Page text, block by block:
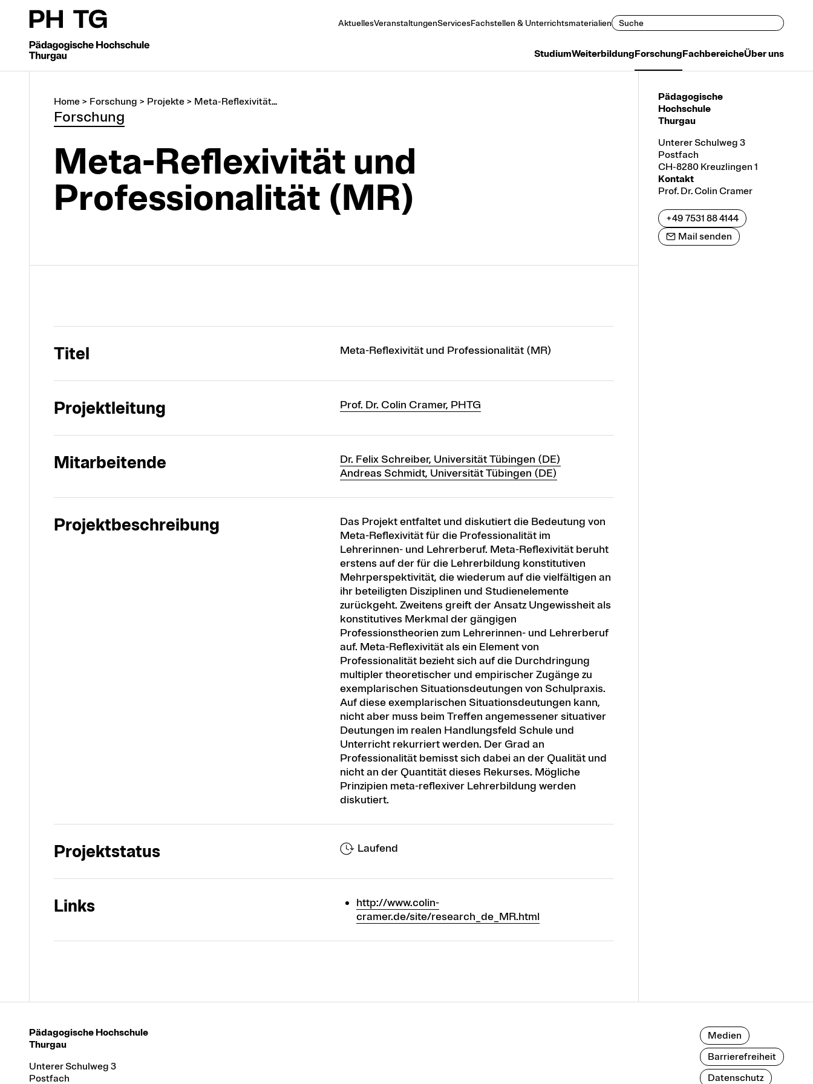
StudiumWeiterbildungForschungFachbereicheÜber uns
AktuellesVeranstaltungenServicesFachstellen & Unterrichtsmaterialien Suchen
Home > Forschung > Projekte > Meta-Reflexivität...
Forschung
Meta-Reflexivität und
Professionalität (MR)
Titel Meta-Reflexivität und Professionalität (MR)
Projektleitung Prof. Dr. Colin Cramer, PHTG
Mitarbeitende
Dr. Felix Schreiber, Universität Tübingen (DE)
Andreas Schmidt, Universität Tübingen (DE)
Projektbeschreibung
Das Projekt entfaltet und diskutiert die Bedeutung von
Meta-Reflexivität für die Professionalität im
Lehrerinnen- und Lehrerberuf. Meta-Reflexivität beruht
erstens auf der für die Lehrerbildung konstitutiven
Mehrperspektivität, die wiederum auf die vielfältigen an
ihr beteiligten Disziplinen und Studienelemente
zurückgeht. Zweitens greift der Ansatz Ungewissheit als
konstitutives Merkmal der gängigen
Professionstheorien zum Lehrerinnen- und Lehrerberuf
auf. Meta-Reflexivität als ein Element von
Professionalität bezieht sich auf die Durchdringung
multipler theoretischer und empirischer Zugänge zu
exemplarischen Situationsdeutungen von Schulpraxis.
Auf diese exemplarischen Situationsdeutungen kann,
nicht aber muss beim Treffen angemessener situativer
Deutungen im realen Handlungsfeld Schule und
Unterricht rekurriert werden. Der Grad an
Professionalität bemisst sich dabei an der Qualität und
nicht an der Quantität dieses Rekurses. Mögliche
Prinzipien meta-reflexiver Lehrerbildung werden
diskutiert.
Projektstatus Laufend
Links
http://www.colin-
cramer.de/site/research_de_MR.html
Pädagogische
Hochschule
Thurgau
Unterer Schulweg 3
Postfach
CH-8280 Kreuzlingen 1
Kontakt
Prof. Dr. Colin Cramer
+49 7531 88 4144
Mail senden
Pädagogische Hochschule
Thurgau
Unterer Schulweg 3
Postfach
Medien
Barrierefreiheit
Datenschutz